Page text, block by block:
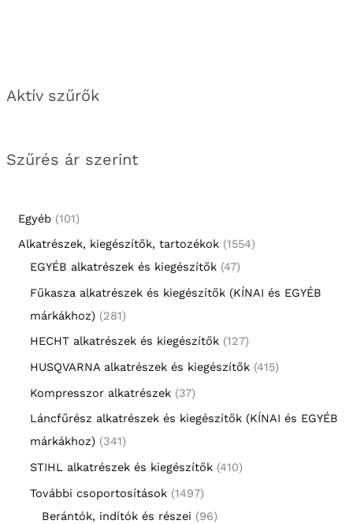
Aktív szűrők
Szűrés ár szerint
Egyéb 101
Alkatrészek, kiegészítők, tartozékok 1554
EGYÉB alkatrészek és kiegészítők 47
Fűkasza alkatrészek és kiegészítők (KÍNAI és EGYÉB
márkákhoz) 281
HECHT alkatrészek és kiegészítők 127
HUSQVARNA alkatrészek és kiegészítők 415
Kompresszor alkatrészek 37
Láncfűrész alkatrészek és kiegészítők (KÍNAI és EGYÉB
márkákhoz) 341
STIHL alkatrészek és kiegészítők 410
További csoportosítások 1497
Berántók, indítók és részei
96